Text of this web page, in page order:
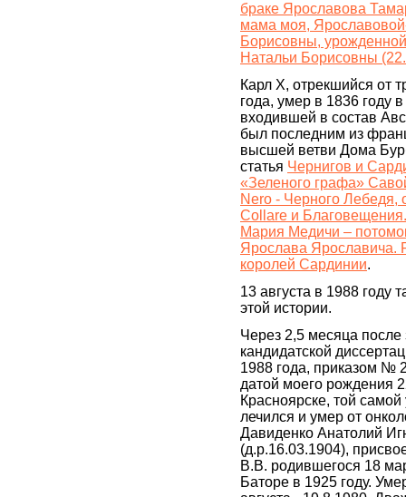
браке Ярославова
мама моя,
Борисовны,
Натальи Борисовны
Карл X, отрекшийся от
года, умер в 1836 году
входившей в состав
был последним из
высшей ветви Дома
статья Чернигов и
«Зеленого графа»
Nero - Черного Лебедя,
Collare и
Мария Медичи –
Ярослава Ярославича.
королей Сардинии.
13 августа в 1988 году
этой истории.
Через 2,5 месяца
кандидатской
1988 года, приказом №
датой моего рождения
Красноярске, той самой
лечился и умер от
Давиденко Анатолий
(д.р.16.03.1904),
В.В. родившегося 18
Баторе в 1925 году.